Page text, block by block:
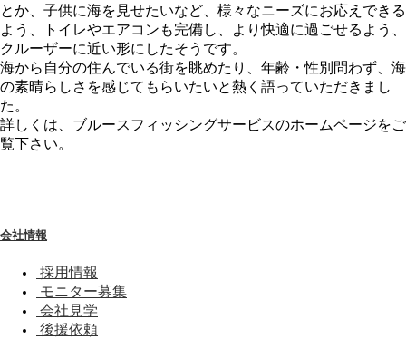
とか、子供に海を見せたいなど、様々なニーズにお応えできる
よう、トイレやエアコンも完備し、より快適に過ごせるよう、
クルーザーに近い形にしたそうです。
海から自分の住んでいる街を眺めたり、年齢・性別問わず、海
の素晴らしさを感じてもらいたいと熱く語っていただきまし
た。
詳しくは、ブルースフィッシングサービスのホームページをご
覧下さい。
会社情報
採用情報
モニター募集
会社見学
後援依頼